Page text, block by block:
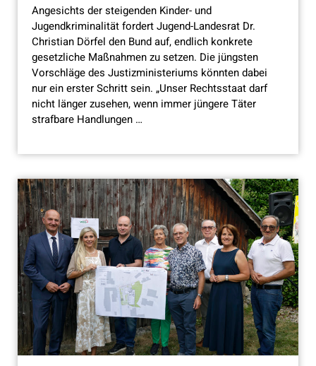
Angesichts der steigenden Kinder- und
Jugendkriminalität fordert Jugend-Landesrat Dr.
Christian Dörfel den Bund auf, endlich konkrete
gesetzliche Maßnahmen zu setzen. Die jüngsten
Vorschläge des Justizministeriums könnten dabei
nur ein erster Schritt sein. „Unser Rechtsstaat darf
nicht länger zusehen, wenn immer jüngere Täter
strafbare Handlungen …